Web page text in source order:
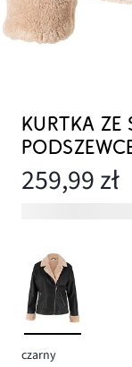
KURTKA ZE
259,99 zł
czarny